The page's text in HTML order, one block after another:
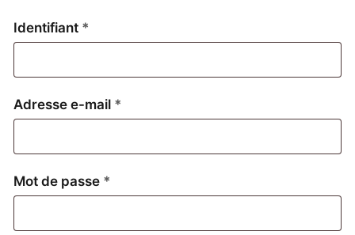
Identifiant *
Adresse e-mail *
Mot de passe *